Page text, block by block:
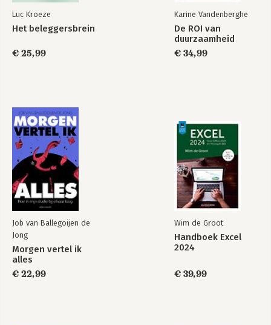
Bekijk alle boeken
Luc Kroeze
Het beleggersbrein
€ 25,99
Karine Vandenberghe
De ROI van
duurzaamheid
€ 34,99
Job van Ballegoijen de
Jong
Morgen vertel ik
alles
€ 22,99
Wim de Groot
Handboek Excel
2024
€ 39,99